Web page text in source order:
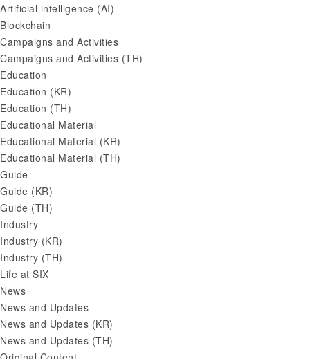
Artificial intelligence (AI)
Blockchain
Campaigns and Activities
Campaigns and Activities (TH)
Education
Education (KR)
Education (TH)
Educational Material
Educational Material (KR)
Educational Material (TH)
Guide
Guide (KR)
Guide (TH)
Industry
Industry (KR)
Industry (TH)
Life at SIX
News
News and Updates
News and Updates (KR)
News and Updates (TH)